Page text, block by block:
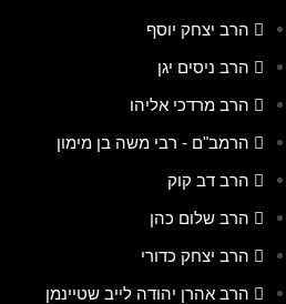
הרב יצחק יוסף
הרב ניסים יגן
הרב מרדכי אליהו
הרמב"ם - רבי משה בן מימון
הרב דב קוק
הרב שלום כהן
הרב יצחק כדורי
הרב אהרן יהודה לייב שטיינמן